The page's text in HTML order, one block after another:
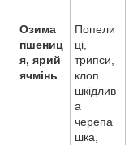
Озима
пшениц
я, ярий
ячмінь
Попели
ці,
трипси,
клоп
шкідлив
а
черепа
шка,